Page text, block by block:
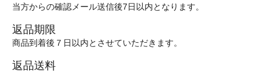
当方からの確認メール送信後7日以内となります。
返品期限
商品到着後７日以内とさせていただきます。
返品送料